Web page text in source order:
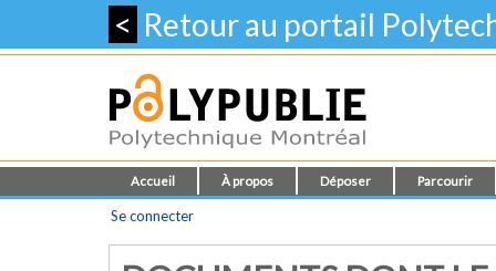
< Retour au portail
Accueil À propos Déposer Parcourir
Se connecter